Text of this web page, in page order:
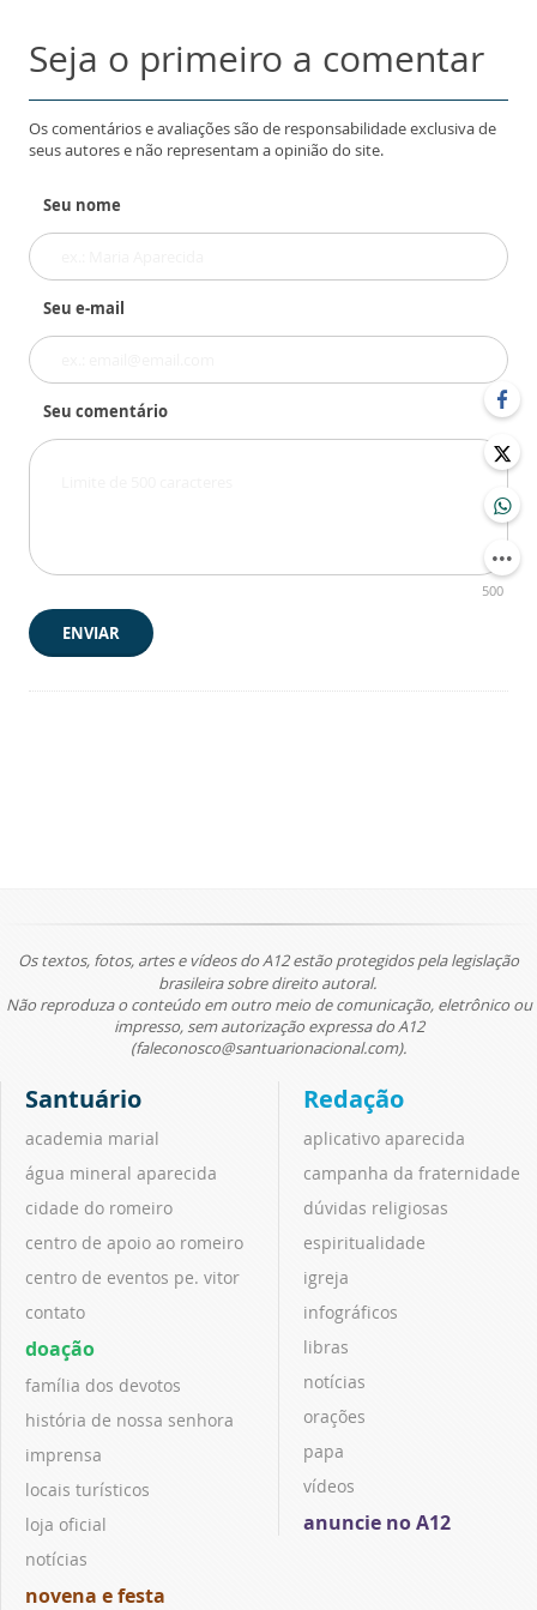
Seja o primeiro a comentar
Os comentários e avaliações são de responsabilidade exclusiva de
seus autores e não representam a opinião do site.
Seu nome
Seu e-mail
Seu comentário
500
ENVIAR
Os textos, fotos, artes e vídeos do A12 estão protegidos pela legislação
brasileira sobre direito autoral.
Não reproduza o conteúdo em outro meio de comunicação, eletrônico ou
impresso, sem autorização expressa do A12
(faleconosco@santuarionacional.com).
Santuário
academia marial
água mineral aparecida
cidade do romeiro
centro de apoio ao romeiro
centro de eventos pe. vitor
contato
doação
família dos devotos
história de nossa senhora
imprensa
locais turísticos
loja oficial
notícias
novena e festa
Redação
aplicativo aparecida
campanha da fraternidade
dúvidas religiosas
espiritualidade
igreja
infográficos
libras
notícias
orações
papa
vídeos
anuncie no A12